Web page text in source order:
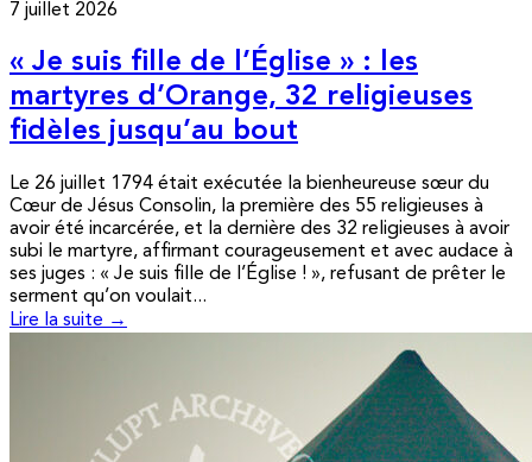
7 juillet 2026
« Je suis fille de l’Église » : les
martyres d’Orange, 32 religieuses
fidèles jusqu’au bout
Le 26 juillet 1794 était exécutée la bienheureuse sœur du
Cœur de Jésus Consolin, la première des 55 religieuses à
avoir été incarcérée, et la dernière des 32 religieuses à avoir
subi le martyre, affirmant courageusement et avec audace à
ses juges : « Je suis fille de l’Église ! », refusant de prêter le
serment qu’on voulait...
Lire la suite →